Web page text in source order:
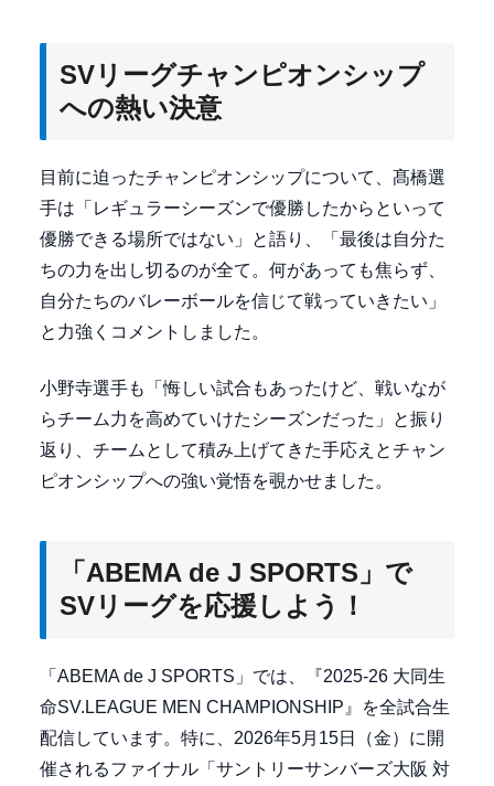
SVリーグチャンピオンシップ
への熱い決意
目前に迫ったチャンピオンシップについて、髙橋選
手は「レギュラーシーズンで優勝したからといって
優勝できる場所ではない」と語り、「最後は自分た
ちの力を出し切るのが全て。何があっても焦らず、
自分たちのバレーボールを信じて戦っていきたい」
と力強くコメントしました。
小野寺選手も「悔しい試合もあったけど、戦いなが
らチーム力を高めていけたシーズンだった」と振り
返り、チームとして積み上げてきた手応えとチャン
ピオンシップへの強い覚悟を覗かせました。
「ABEMA de J SPORTS」で
SVリーグを応援しよう！
「ABEMA de J SPORTS」では、『2025-26 大同生
命SV.LEAGUE MEN CHAMPIONSHIP』を全試合生
配信しています。特に、2026年5月15日（金）に開
催されるファイナル「サントリーサンバーズ大阪 対